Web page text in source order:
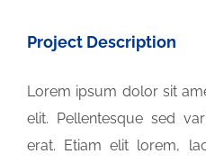
Project Description
Lorem ipsum dolor sit
elit. Pellentesque sed
erat. Etiam elit lorem,